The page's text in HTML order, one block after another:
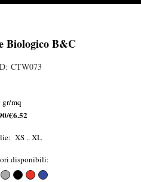
Biologico B&C
CTW073
gr/mq
€6.52
XS .. XL
disponibili: